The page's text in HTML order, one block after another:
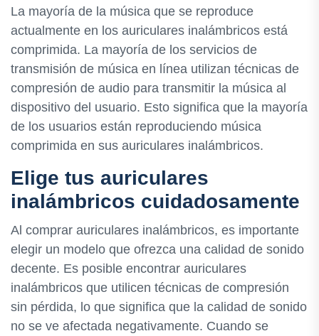
La mayoría de la música que se reproduce
actualmente en los auriculares inalámbricos está
comprimida. La mayoría de los servicios de
transmisión de música en línea utilizan técnicas de
compresión de audio para transmitir la música al
dispositivo del usuario. Esto significa que la mayoría
de los usuarios están reproduciendo música
comprimida en sus auriculares inalámbricos.
Elige tus auriculares
inalámbricos cuidadosamente
Al comprar auriculares inalámbricos, es importante
elegir un modelo que ofrezca una calidad de sonido
decente. Es posible encontrar auriculares
inalámbricos que utilicen técnicas de compresión
sin pérdida, lo que significa que la calidad de sonido
no se ve afectada negativamente. Cuando se